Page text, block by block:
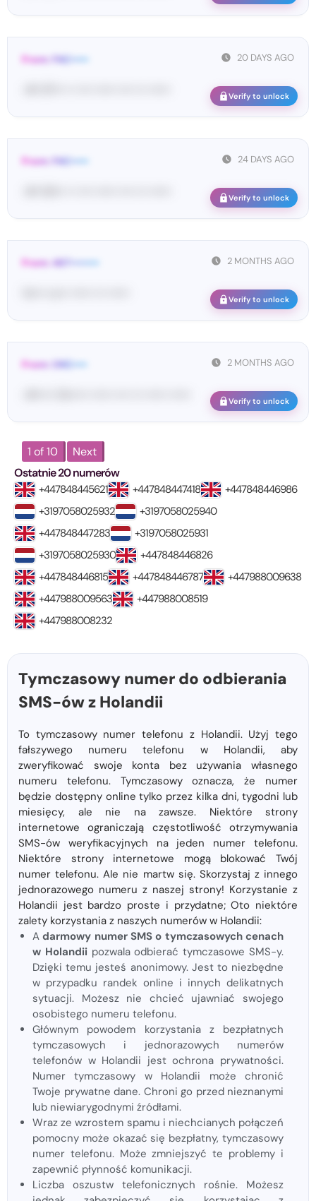
20 DAYS AGO
From: FAC•••••
Verify to unlock
24 DAYS AGO
From: FAC•••••
Verify to unlock
2 MONTHS AGO
From: 467••••••••
Verify to unlock
2 MONTHS AGO
From: OKC••••
Verify to unlock
1 of 10
Next
Ostatnie 20 numerów
+447848445621 +447848447418
+447848446986
+3197058025932
+3197058025940
+447848447283
+3197058025931
+3197058025930
+447848446826
+447848446815
+447848446787
+447988009638
+447988009563
+447988008519
+447988008232
Tymczasowy numer do odbierania
SMS-ów z Holandii
To tymczasowy numer telefonu z Holandii. Użyj tego
fałszywego numeru telefonu w Holandii, aby
zweryfikować swoje konta bez używania własnego
numeru telefonu. Tymczasowy oznacza, że ​​numer
będzie dostępny online tylko przez kilka dni, tygodni lub
miesięcy, ale nie na zawsze. Niektóre strony
internetowe ograniczają częstotliwość otrzymywania
SMS-ów weryfikacyjnych na jeden numer telefonu.
Niektóre strony internetowe mogą blokować Twój
numer telefonu. Ale nie martw się. Skorzystaj z innego
jednorazowego numeru z naszej strony! Korzystanie z
Holandii jest bardzo proste i przydatne; Oto niektóre
zalety korzystania z naszych numerów w Holandii:
Adarmowy numer SMS o tymczasowych cenach
w Holandiipozwala odbierać tymczasowe SMS-y.
Dzięki temu jesteś anonimowy. Jest to niezbędne
w przypadku randek online i innych delikatnych
sytuacji. Możesz nie chcieć ujawniać swojego
osobistego numeru telefonu.
Głównym powodem korzystania z bezpłatnych
tymczasowych i jednorazowych numerów
telefonów w Holandii jest ochrona prywatności.
Numer tymczasowy w Holandii może chronić
Twoje prywatne dane. Chroni go przed nieznanymi
lub niewiarygodnymi źródłami.
Wraz ze wzrostem spamu i niechcianych połączeń
pomocny może okazać się bezpłatny, tymczasowy
numer telefonu. Może zmniejszyć te problemy i
zapewnić płynność komunikacji.
Liczba oszustw telefonicznych rośnie. Możesz